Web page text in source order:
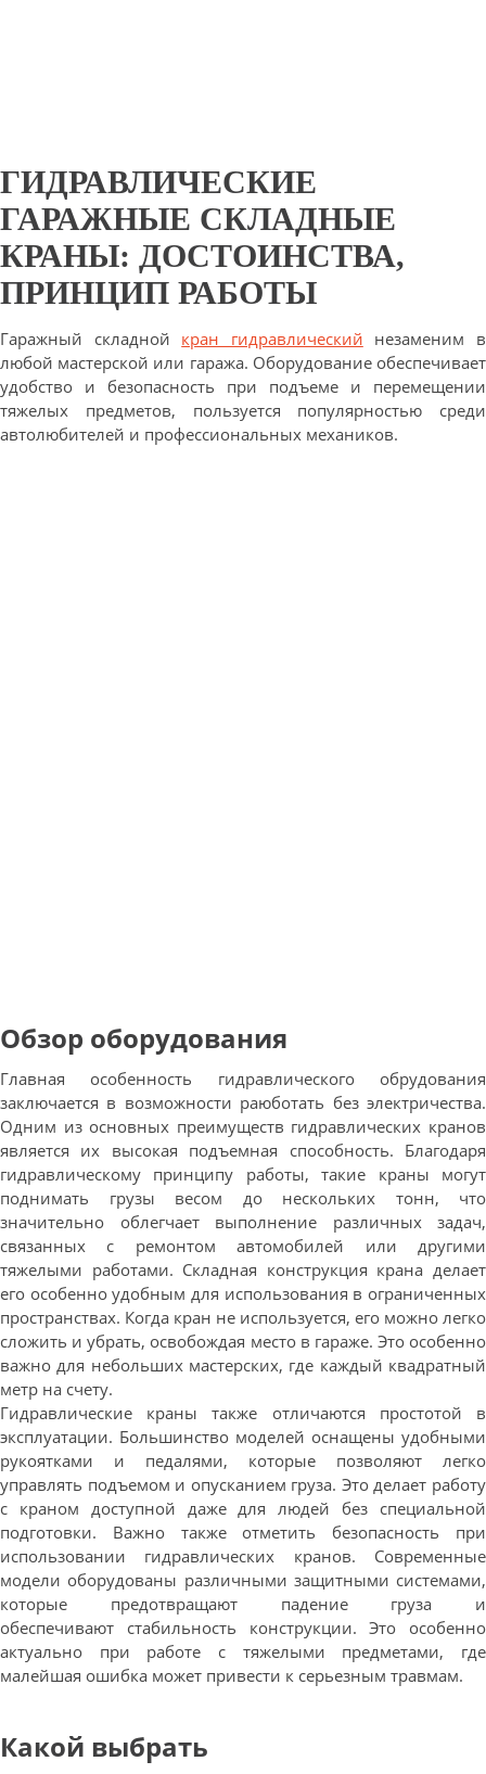
ГИДРАВЛИЧЕСКИЕ
ГАРАЖНЫЕ СКЛАДНЫЕ
КРАНЫ: ДОСТОИНСТВА,
ПРИНЦИП РАБОТЫ
Гаражный складной кран гидравлический незаменим в
любой мастерской или гаража. Оборудование обеспечивает
удобство и безопасность при подъеме и перемещении
тяжелых предметов, пользуется популярностью среди
автолюбителей и профессиональных механиков.
Обзор оборудования
Главная особенность гидравлического обрудования
заключается в возможности раюботать без электричества.
Одним из основных преимуществ гидравлических кранов
является их высокая подъемная способность. Благодаря
гидравлическому принципу работы, такие краны могут
поднимать грузы весом до нескольких тонн, что
значительно облегчает выполнение различных задач,
связанных с ремонтом автомобилей или другими
тяжелыми работами. Складная конструкция крана делает
его особенно удобным для использования в ограниченных
пространствах. Когда кран не используется, его можно легко
сложить и убрать, освобождая место в гараже. Это особенно
важно для небольших мастерских, где каждый квадратный
метр на счету.
Гидравлические краны также отличаются простотой в
эксплуатации. Большинство моделей оснащены удобными
рукоятками и педалями, которые позволяют легко
управлять подъемом и опусканием груза. Это делает работу
с краном доступной даже для людей без специальной
подготовки. Важно также отметить безопасность при
использовании гидравлических кранов. Современные
модели оборудованы различными защитными системами,
которые предотвращают падение груза и
обеспечивают стабильность конструкции. Это особенно
актуально при работе с тяжелыми предметами, где
малейшая ошибка может привести к серьезным травмам.
Какой выбрать